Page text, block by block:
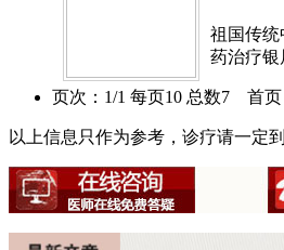
祖国传统
药治疗银
页次：1/1 每页10 总数7 首
以上信息只作为参考，诊疗请一定